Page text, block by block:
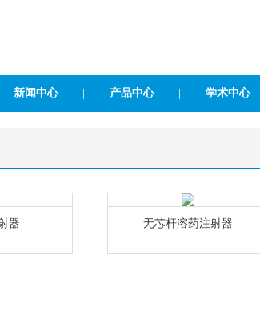
新闻中心 产品中心 学术中心
器 无芯杆溶药注射器